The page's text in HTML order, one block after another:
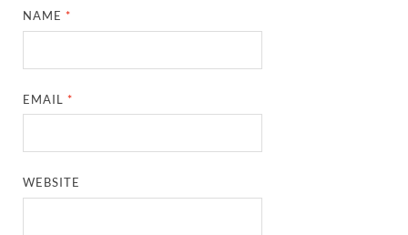
NAME*
EMAIL*
WEBSITE